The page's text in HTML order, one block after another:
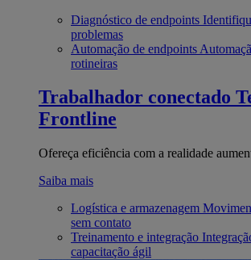
Diagnóstico de endpoints
problemas
Automação de endpoints
rotineiras
Trabalhador conectado
Frontline
Ofereça eficiência com a realidade
Saiba mais
Logística e armazenagem
sem contato
Treinamento e integração
capacitação ágil